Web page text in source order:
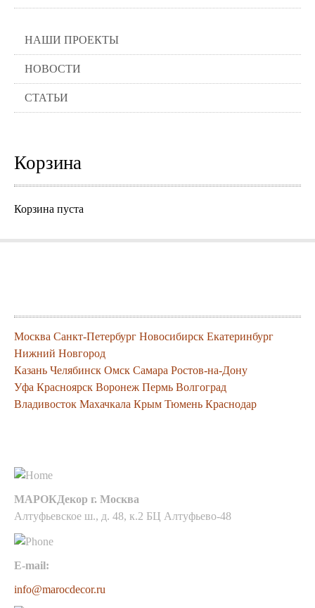
НАШИ ПРОЕКТЫ
НОВОСТИ
СТАТЬИ
Корзина
Корзина пуста
Москва Санкт-Петербург Новосибирск Екатеринбург
Нижний Новгород
Казань Челябинск Омск Самара Ростов-на-Дону
Уфа Красноярск Воронеж Пермь Волгоград
Владивосток Махачкала Крым Тюмень Краснодар
МАРОКДекор г. Москва
Алтуфьевское ш., д. 48, к.2 БЦ Алтуфьево-48
E-mail:
info@marocdecor.ru